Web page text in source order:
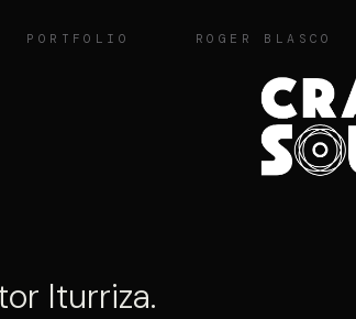
PORTFOLIO ROGER BLASCO
Iturriza.